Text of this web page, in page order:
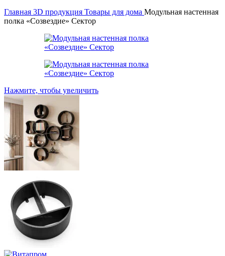
Главная 3D продукция Товары для дома Модульная настенная
полка «Созвездие» Сектор
Нажмите, чтобы увеличить